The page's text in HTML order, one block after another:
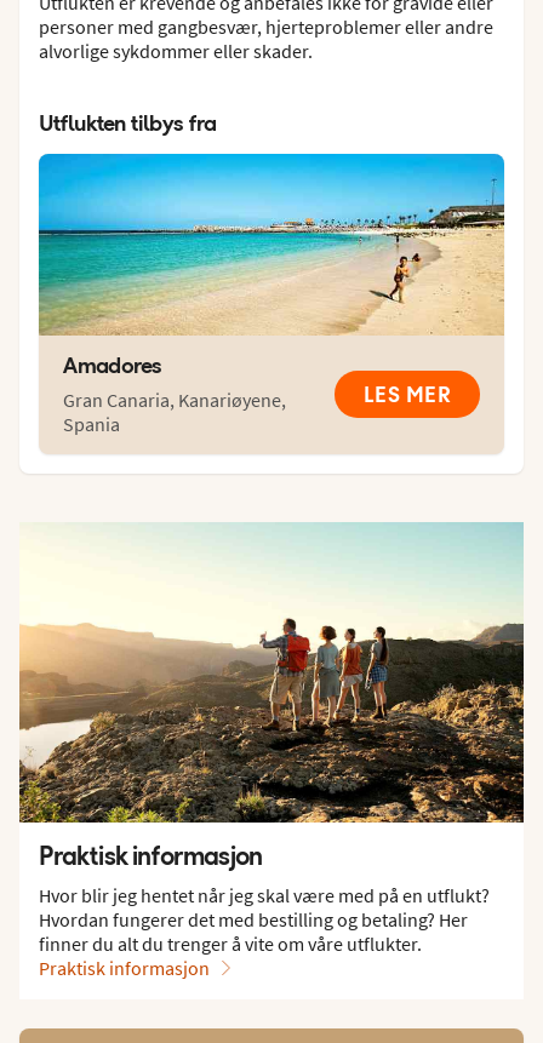
personer med gangbesvær, hjerteproblemer eller andre
alvorlige sykdommer eller skader.
Utflukten tilbys fra
Amadores
Gran Canaria, Kanariøyene,
Spania
LES MER
Praktisk informasjon
Hvor blir jeg hentet når jeg skal være med på en utflukt?
Hvordan fungerer det med bestilling og betaling? Her
finner du alt du trenger å vite om våre utflukter.
Praktisk informasjon